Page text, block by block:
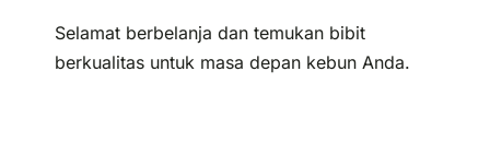
Selamat berbelanja dan temukan bibit
berkualitas untuk masa depan kebun Anda.